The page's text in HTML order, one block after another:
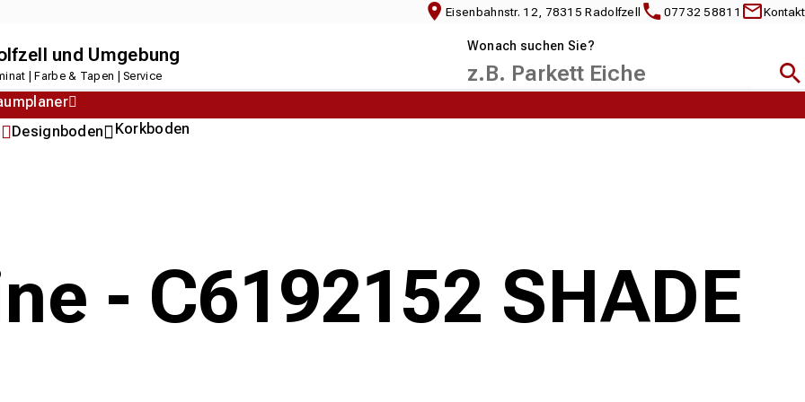
Eisenbahnstr. 12, 78315 Radolfzell 07732 58811 Kontakt
und Umgebung
| Farbe & Tapen | Service
Wonach suchen Sie?
Designboden Korkboden
- C6192152 SHADE